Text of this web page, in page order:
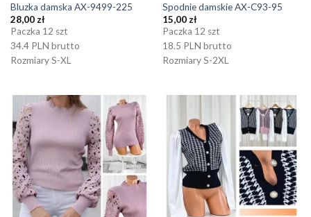
Bluzka damska AX-9499-225
28,00 zł
Paczka 12 szt
34.4 PLN brutto
Rozmiary S-XL
Spodnie damskie AX-C93-95
15,00 zł
Paczka 12 szt
18.5 PLN brutto
Rozmiary S-2XL